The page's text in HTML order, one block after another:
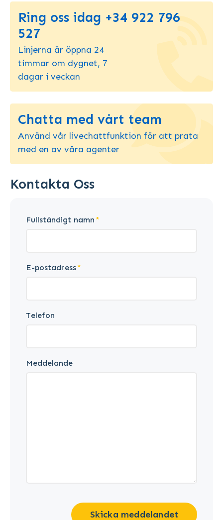
Ring oss idag +34 922 796
527
Linjerna är öppna 24
timmar om dygnet, 7
dagar i veckan
Chatta med vårt team
Använd vår livechattfunktion för att prata
med en av våra agenter
Kontakta Oss
Fullständigt namn
E-postadress
Telefon
Meddelande
Skicka meddelandet